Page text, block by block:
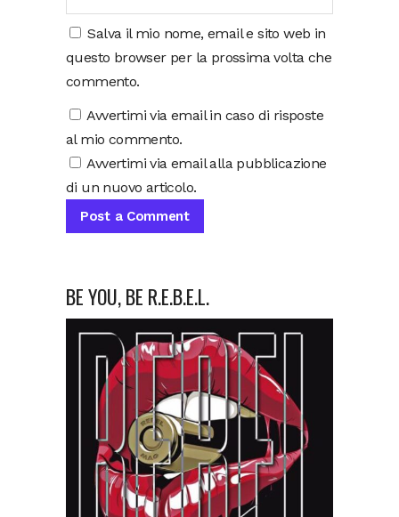
Salva il mio nome, email e sito web in
questo browser per la prossima volta che
commento.
Avvertimi via email in caso di risposte
al mio commento.
Avvertimi via email alla pubblicazione
di un nuovo articolo.
BE YOU, BE R.E.B.E.L.